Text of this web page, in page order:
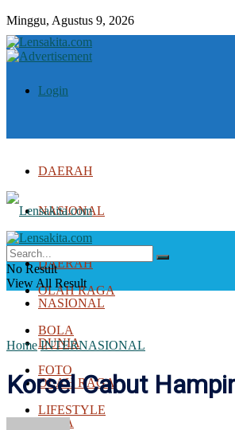
Minggu, Agustus 9, 2026
Login
DAERAH
NASIONAL
DUNIA
OLAH RAGA
BOLA
FOTO
LIFESTYLE
DAERAH
NASIONAL
DUNIA
OLAH RAGA
BOLA
No Result
View All Result
Home INTERNASIONAL
Korsel Cabut